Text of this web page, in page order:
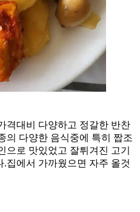
격대비 다양하고 정갈한 반찬
의 다양한 음식중에 특히 짭조
으로 맛있었고 잘튀겨진 고기
집에서 가까웠으면 자주 올것